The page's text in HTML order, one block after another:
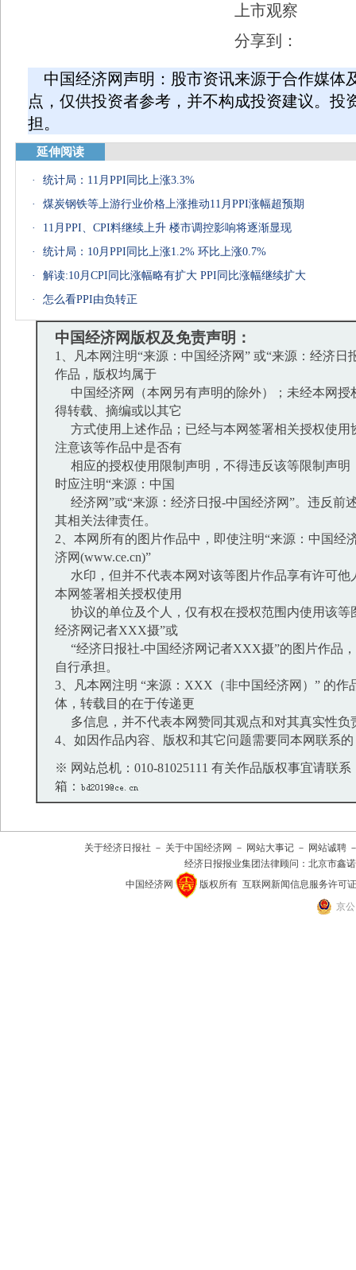
上市观察
分享到：
中国经济网声明：股市资讯来源于合作媒体
点，仅供投资者参考，并不构成投资建议。投
担。
延伸阅读
·
统计局：11月PPI同比上涨3.3%
·
煤炭钢铁等上游行业价格上涨推动11月PPI涨幅超预期
·
11月PPI、CPI料继续上升 楼市调控影响将逐渐显现
·
统计局：10月PPI同比上涨1.2% 环比上涨0.7%
·
解读:10月CPI同比涨幅略有扩大 PPI同比涨幅继续扩大
·
怎么看PPI由负转正
中国经济网版权及免责声明：
1、凡本网注明“来源：中国经济网” 或“来源：经济日
作品，版权均属于
中国经济网（本网另有声明的除外）；未经本网授
得转载、摘编或以其它
方式使用上述作品；已经与本网签署相关授权使用
注意该等作品中是否有
相应的授权使用限制声明，不得违反该等限制声明
时应注明“来源：中国
经济网”或“来源：经济日报-中国经济网”。违反前
其相关法律责任。
2、本网所有的图片作品中，即使注明“来源：中国经
济网(www.ce.cn)”
水印，但并不代表本网对该等图片作品享有许可他
本网签署相关授权使用
协议的单位及个人，仅有权在授权范围内使用该等
经济网记者XXX摄”或
“经济日报社-中国经济网记者XXX摄”的图片作品
自行承担。
3、凡本网注明 “来源：XXX（非中国经济网）” 的作
体，转载目的在于传递更
多信息，并不代表本网赞同其观点和对其真实性负
4、如因作品内容、版权和其它问题需要同本网联系
※ 网站总机：010-81025111 有关作品版权事宜请联系
箱：
关于经济日报社 － 关于中国经济网 － 网站大事记 － 网站诚聘
经济日报报业集团法律顾问： 北京市鑫
中国经济网
版权所有 互联网新闻信息服务许可证
京公